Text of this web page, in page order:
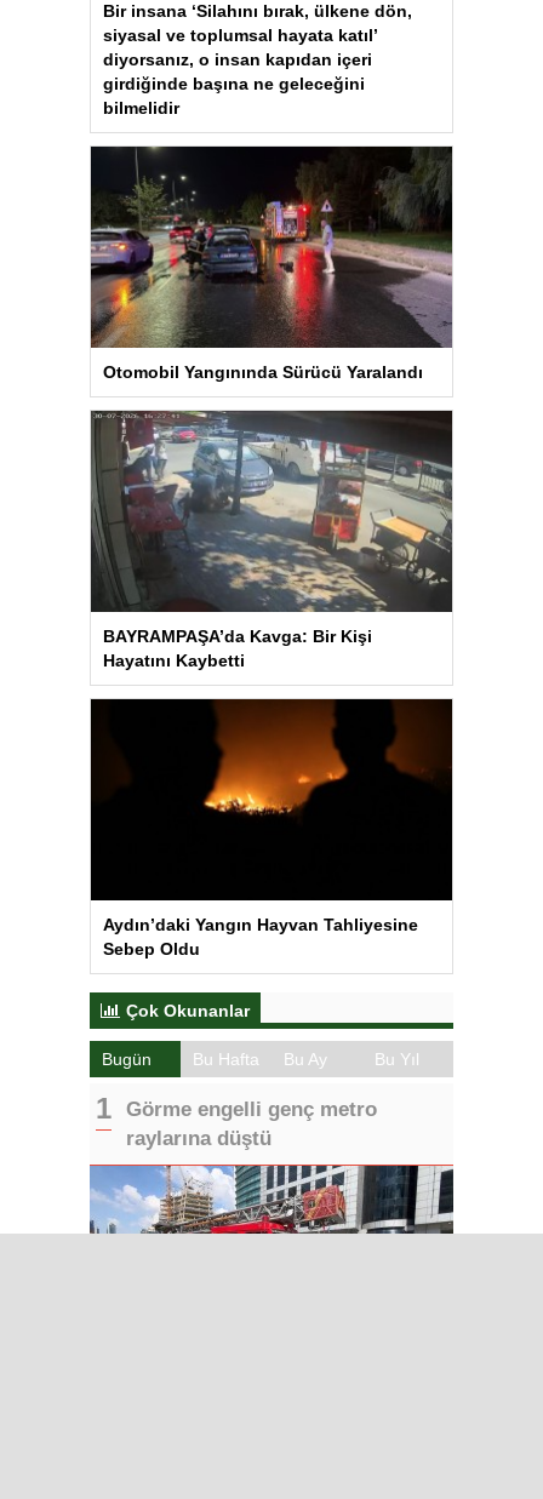
Bir insana ‘Silahını bırak, ülkene dön,
siyasal ve toplumsal hayata katıl’
diyorsanız, o insan kapıdan içeri
girdiğinde başına ne geleceğini
bilmelidir
Otomobil Yangınında Sürücü Yaralandı
BAYRAMPAŞA’da Kavga: Bir Kişi
Hayatını Kaybetti
Aydın’daki Yangın Hayvan Tahliyesine
Sebep Oldu
Çok Okunanlar
Bugün Bu Hafta Bu Ay Bu Yıl
Görme engelli genç metro
raylarına düştü